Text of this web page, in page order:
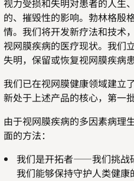
视力受损和失明对患者的人生
的、摧毁性的影响。勃林格殷
情。我们将开发新疗法和技术
视网膜疾病的医疗现状。我们
失明，保留或恢复视网膜疾病
我们已在视网膜健康领域建立
新处于上述产品的核心，第一
由于视网膜疾病的多因素病理
面的方法：
我们是开拓者——我们挑战
我们能够保持守护人类健康